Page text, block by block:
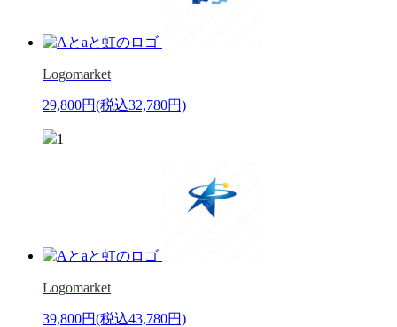
Logomarket
29,800円(税込32,780円)
1
Logomarket
39,800円(税込43,780円)